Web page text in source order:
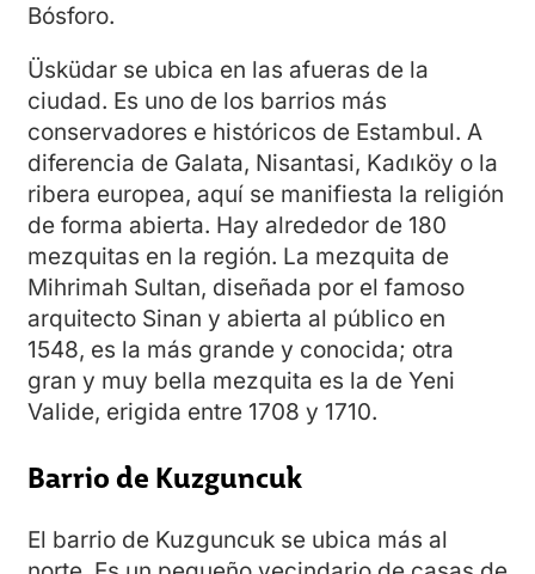
Bósforo.
Üsküdar se ubica en las afueras de la
ciudad. Es uno de los barrios más
conservadores e históricos de Estambul. A
diferencia de Galata, Nisantasi, Kadıköy o la
ribera europea, aquí se manifiesta la religión
de forma abierta. Hay alrededor de 180
mezquitas en la región. La mezquita de
Mihrimah Sultan, diseñada por el famoso
arquitecto Sinan y abierta al público en
1548, es la más grande y conocida; otra
gran y muy bella mezquita es la de Yeni
Valide, erigida entre 1708 y 1710.
Barrio de Kuzguncuk
El barrio de Kuzguncuk se ubica más al